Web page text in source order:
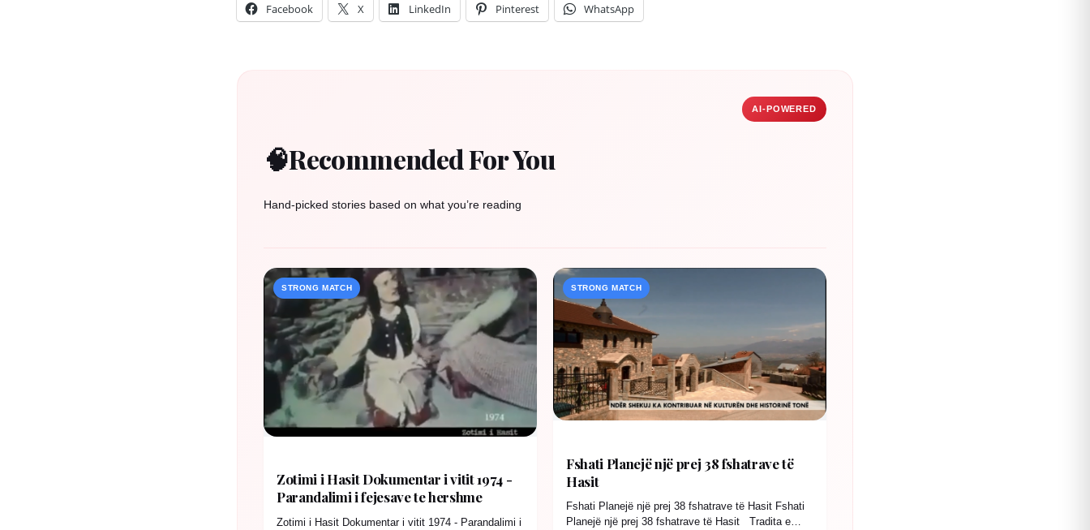
Facebook X LinkedIn Pinterest WhatsApp
🧠Recommended For You
Hand-picked stories based on what you’re reading
AI-POWERED
STRONG MATCH
Zotimi i Hasit Dokumentar i vitit 1974 -
Parandalimi i fejesave te hershme
Zotimi i Hasit Dokumentar i vitit 1974 - Parandalimi i
STRONG MATCH
Fshati Planejë një prej 38 fshatrave të
Hasit
Fshati Planejë një prej 38 fshatrave të Hasit Fshati
Planejë një prej 38 fshatrave të Hasit Tradita e